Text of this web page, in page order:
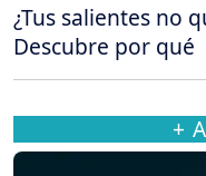
¿Tus salientes no
Descubre por qué
+